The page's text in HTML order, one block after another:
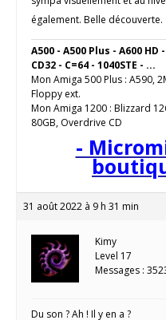
également. Belle découverte.
A500 - A500 Plus - A600 HD
CD32 - C=64 - 1040STE - ...
Mon Amiga 500 Plus : A590,
Floppy ext.
Mon Amiga 1200 : Blizzard
80GB, Overdrive CD
-
31 août 2022 à 9 h 31 min
Kimy
Level 17
Messages :
Du son ? Ah ! Il y en a ?